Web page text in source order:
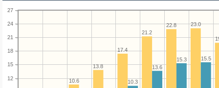
12
15
18
21
24
27
23.0
22.8
21.2
17.4
13.8
10.6
15.5
15.3
13.6
10.3